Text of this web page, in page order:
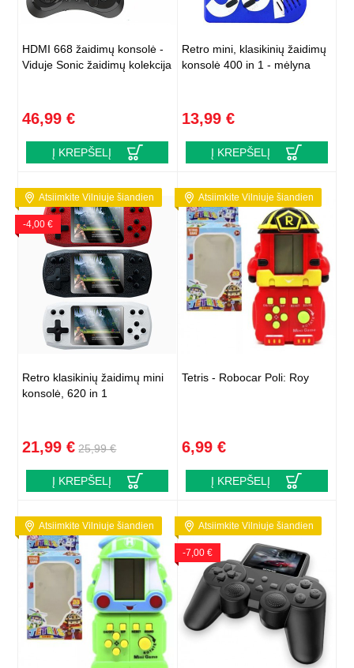
HDMI 668 žaidimų konsolė -
Viduje Sonic žaidimų kolekcija
46,99 €
Į KREPŠELĮ
Retro mini, klasikinių žaidimų
konsolė 400 in 1 - mėlyna
13,99 €
Į KREPŠELĮ
Atsiimkite Vilniuje šiandien
-4,00 €
Retro klasikinių žaidimų mini
konsolė, 620 in 1
21,99 € 25,99 €
Į KREPŠELĮ
Atsiimkite Vilniuje šiandien
Tetris - Robocar Poli: Roy
6,99 €
Į KREPŠELĮ
Atsiimkite Vilniuje šiandien Atsiimkite Vilniuje šiandien
-7,00 €